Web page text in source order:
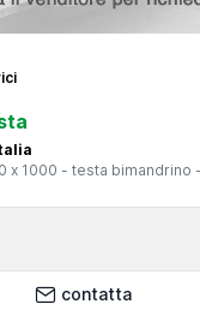
x 1000 - testa bimandrino
contatta